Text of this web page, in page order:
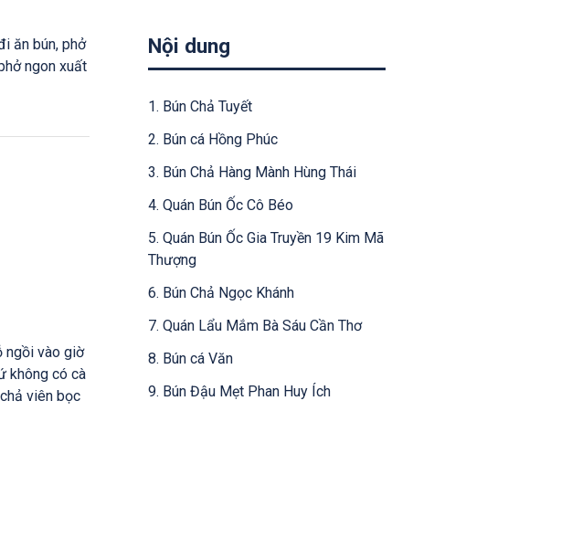
ăn bún, phở
ngon xuất
ngồi vào giờ
không có cà
viên bọc
Nội dung
1. Bún Chả Tuyết
2. Bún cá Hồng Phúc
3. Bún Chả Hàng Mành Hùng Thái
4. Quán Bún Ốc Cô Béo
5. Quán Bún Ốc Gia Truyền 19 Kim Mã
Thượng
6. Bún Chả Ngọc Khánh
7. Quán Lẩu Mắm Bà Sáu Cần Thơ
8. Bún cá Văn
9. Bún Đậu Mẹt Phan Huy Ích